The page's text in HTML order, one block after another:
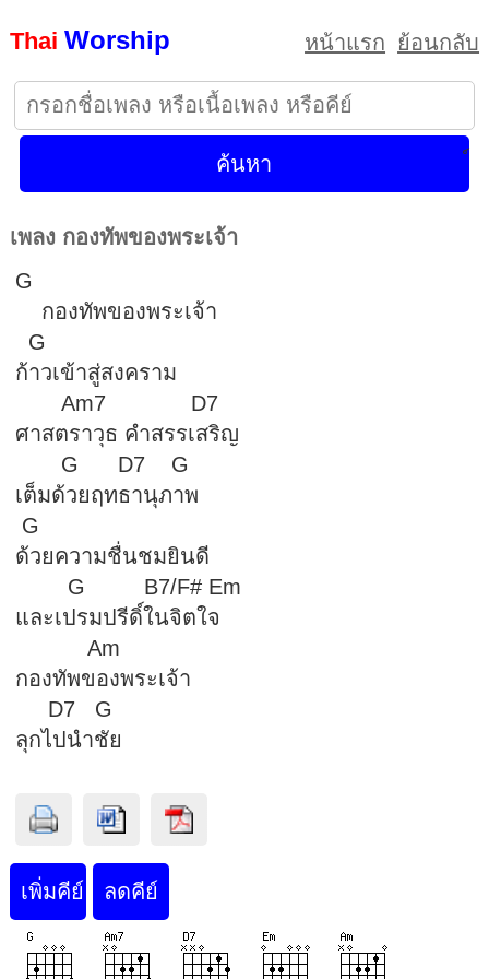
Thai Worship หน้าแรก ย้อนกลับ
เพลง กองทัพของพระเจ้า
G
กองทัพของพระเจ้า
G
ก้าวเข้าสู่สงคราม
Am7 D7
ศาสตราวุธ คำสรรเสริญ
G D7 G
เต็มด้วยฤทธานุภาพ
G
ด้วยความชื่นชมยินดี
G B7/F# Em
และเปรมปรีดิ์ในจิตใจ
Am
กองทัพของพระเจ้า
D7 G
ลุกไปนำชัย